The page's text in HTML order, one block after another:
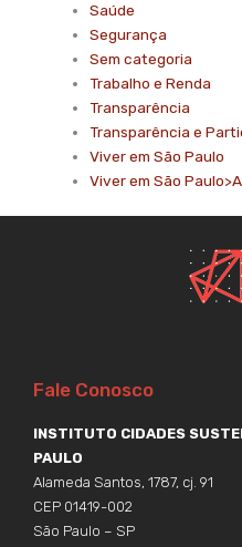
Saúde
Segurança
Sem categoria
Trabalho e Renda
Transparência
Transparência e
Viver em São Paulo
Viver em São
Fale Conosco
INSTITUTO CIDADES
PAULO
Alameda Santos, 1787, cj. 91
CEP 01419-002
São Paulo – SP